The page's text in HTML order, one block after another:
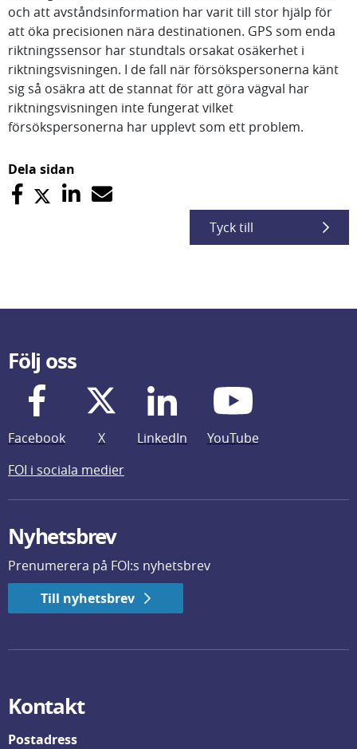
och att avståndsinformation har varit till stor hjälp för
att öka precisionen nära destinationen. GPS som enda
riktningssensor har stundtals orsakat osäkerhet i
riktningsvisningen. I de fall när försökspersonerna känt
sig så osäkra att de stannat för att göra vägval har
riktningsvisningen inte fungerat vilket
försökspersonerna har upplevt som ett problem.
Dela sidan
Tyck till
Följ oss
Facebook X LinkedIn
YouTube
FOI i sociala medier
Nyhetsbrev
Prenumerera på FOI:s nyhetsbrev
Till nyhetsbrev
Kontakt
Postadress